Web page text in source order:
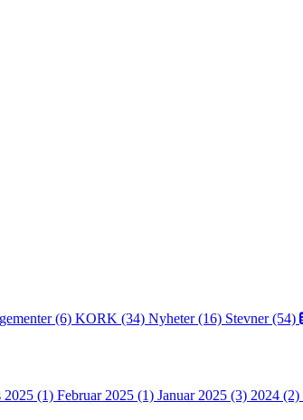
(6) KORK (34) Nyheter (16) Stevner (54)
2025 (1) Februar 2025 (1) Januar 2025 (3) 2024 (2)